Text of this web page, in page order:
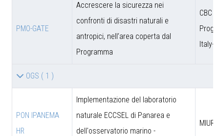
PMO-GATE
Accrescere la sicurezza nei
confronti di disastri naturali e
antropici, nell’area coperta dal
Programma
CBC
Italy-
OGS ( 1 )
PON IPANEMA
HR
Implementazione del laboratorio
naturale ECCSEL di Panarea e
dell'osservatorio marino -
MIUR